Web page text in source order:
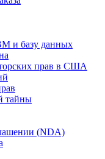
и базу данных
прав в США
тайны
(NDA)